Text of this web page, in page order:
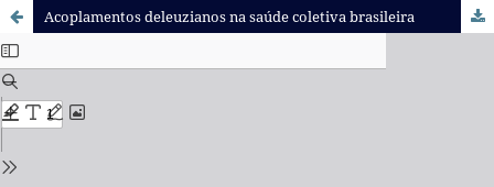
Acoplamentos deleuzianos na saúde coletiva brasileira